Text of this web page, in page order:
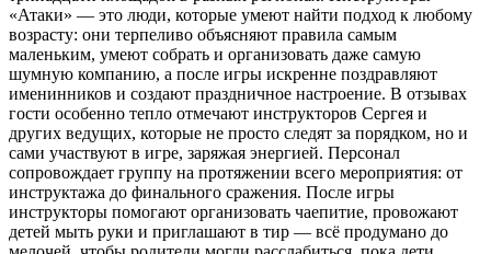
«Атаки» — это люди, которые умеют найти подход к любому
возрасту: они терпеливо объясняют правила самым
маленьким, умеют собрать и организовать даже самую
шумную компанию, а после игры искренне поздравляют
именинников и создают праздничное настроение. В отзывах
гости особенно тепло отмечают инструкторов Сергея и
других ведущих, которые не просто следят за порядком, но и
сами участвуют в игре, заряжая энергией. Персонал
сопровождает группу на протяжении всего мероприятия: от
инструктажа до финального сражения. После игры
инструкторы помогают организовать чаепитие, провожают
детей мыть руки и приглашают в тир — всё продумано до